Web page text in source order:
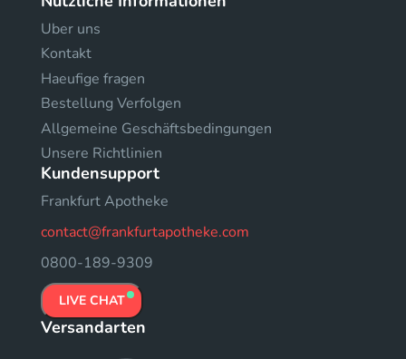
Uber uns
Kontakt
Haeufige fragen
Bestellung Verfolgen
Allgemeine Geschäftsbedingungen
Unsere Richtlinien
Kundensupport
Frankfurt Apotheke
contact@frankfurtapotheke.com
0800-189-9309
LIVE CHAT
Versandarten